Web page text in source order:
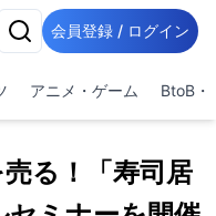
会員登録 / ログイン
アニメ・ゲーム BtoB・
る！「寿司居